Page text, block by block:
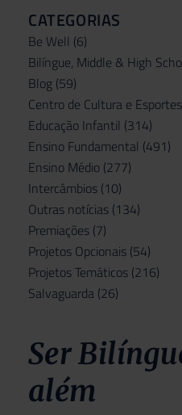
CATEGORIAS
Be Well (6)
Bilíngue, Middle & High
Blog (59)
Centro de Cultura e Esportes
Educação Infantil (314)
Ensino Fundamental (491)
Ensino Médio (277)
Intercâmbios (10)
Outras notícias (134)
Premiações (7)
Projetos Opcionais (54)
Projetos Temáticos (216)
Salvaguarda (26)
Ser
além